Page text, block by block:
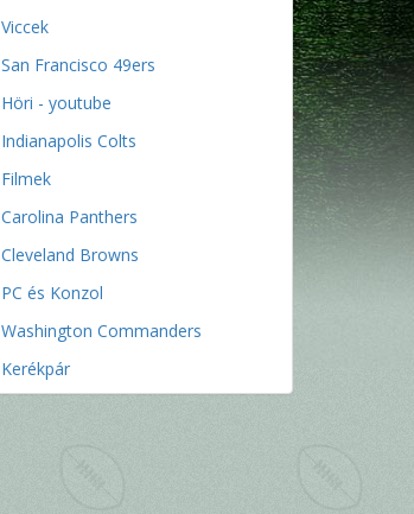
Viccek
San Francisco 49ers
Höri - youtube
Indianapolis Colts
Filmek
Carolina Panthers
Cleveland Browns
PC és Konzol
Washington Commanders
Kerékpár